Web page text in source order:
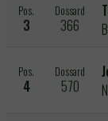
Pos.
3
Dossard
366
Pos.
4
Dossard
570